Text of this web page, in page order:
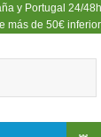
y Portugal 24/48h
más de 50€